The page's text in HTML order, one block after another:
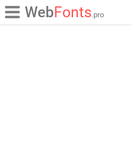
WebFonts.pro